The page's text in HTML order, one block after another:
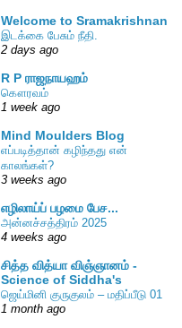
Welcome to Sramakrishnan
இடக்கை பேசும் நீதி.
2 days ago
R P ராஜநாயஹம்
கௌரவம்
1 week ago
Mind Moulders Blog
எப்படித்தான் கழிந்தது என்
காலங்கள்?
3 weeks ago
எழிலாய்ப் பழமை பேச...
அன்னச்சத்திரம் 2025
4 weeks ago
சித்த வித்யா விஞ்ஞானம் -
Science of Siddha's
ஜெய்மினி குருகுலம் – மதிப்பீடு 01
1 month ago